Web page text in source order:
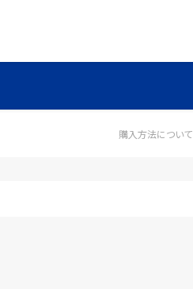
購入方法について